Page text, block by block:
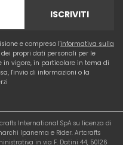
ISCRIVITI
e compreso l'informativa sulla
propri dati personali per le
in vigore, in particolare in tema di
l'invio di informazioni o la
International SpA su licenza di
Ipanema e Rider. Artcrafts
in via F. Datini 44, 50126